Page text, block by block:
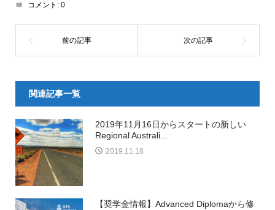
コメント: 0
関連記事一覧
2019年11月16日からスタートの新しい
Regional Australi...
2019.11.18
【奨学金情報】Advanced Diplomaから修